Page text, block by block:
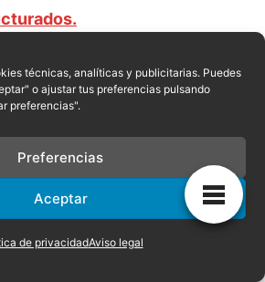
técnicas, analíticas y publicitarias. Puedes
o ajustar tus preferencias pulsando
preferencias".
Aceptar
Preferencias
de privacidadAviso legal
estructurar y es definido en
varias categorías las cuales
son conocidas.